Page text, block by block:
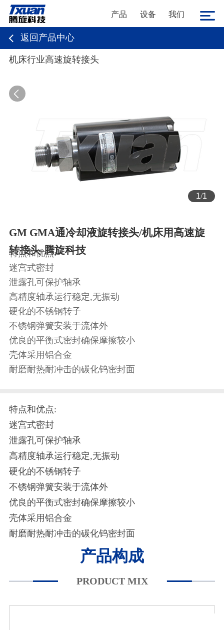
产品 设备 我们
返回产品中心
机床行业高速旋转接头
1/1
GM GMA通冷却液旋转接头/机床用高速旋
转接头-腾旋科技
特点和优点:
迷宫式密封
泄露孔可保护轴承
高精度轴承运行稳定,无振动
硬化的不锈钢转子
不锈钢弹簧安装于流体外
优良的平衡式密封确保摩擦较小
壳体采用铝合金
耐磨耐热耐冲击的碳化钨密封面
特点和优点:
迷宫式密封
泄露孔可保护轴承
高精度轴承运行稳定,无振动
硬化的不锈钢转子
不锈钢弹簧安装于流体外
优良的平衡式密封确保摩擦较小
壳体采用铝合金
耐磨耐热耐冲击的碳化钨密封面
产品构成
PRODUCT MIX